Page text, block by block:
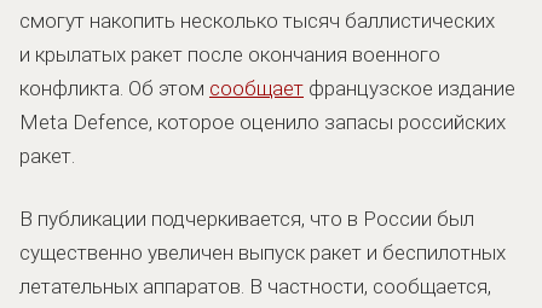
смогут накопить несколько тысяч баллистических
и крылатых ракет после окончания военного
конфликта. Об этом сообщает французское издание
Meta Defence, которое оценило запасы российских
ракет.
В публикации подчеркивается, что в России был
существенно увеличен выпуск ракет и беспилотных
летательных аппаратов. В частности, сообщается,